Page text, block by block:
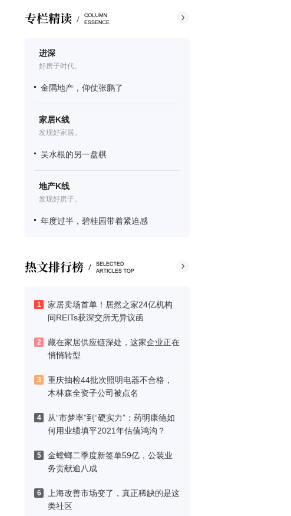
进深
好房子时代。
金隅地产，仰仗张鹏了
家居K线
发现好家居。
吴水根的另一盘棋
地产K线
发现好房子。
年度过半，碧桂园带着紧迫感
1
家居卖场首单！居然之家24亿机构
间REITs获深交所无异议函
2
藏在家居供应链深处，这家企业正在
悄悄转型
3
重庆抽检44批次照明电器不合格，
木林森全资子公司被点名
4
从“市梦率”到“硬实力”：药明康德如
何用业绩填平2021年估值鸿沟？
5
金螳螂二季度新签单59亿，公装业
务贡献逾八成
6
上海改善市场变了，真正稀缺的是这
类社区